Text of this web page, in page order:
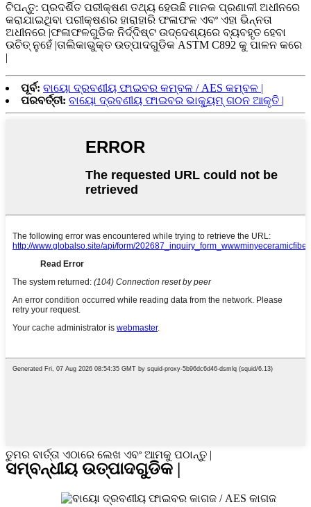
ଟିପନ୍ତୁ: ପ୍ରଦର୍ଶିତ ପରୀକ୍ଷଣ ତଥ୍ୟ ହେଉଛି ମାନକ ପ୍ରଣାଳୀ ଅଧୀନରେ
କରାଯାଇଥିବା ପରୀକ୍ଷଣର ହାରାହାରି ଫଳାଫଳ ଏବଂ ଏହା ଭିନ୍ନତା
ଅଧୀନରେ |ଫଳାଫଳଗୁଡିକ ନିର୍ଦ୍ଦିଷ୍ଟ ଉଦ୍ଦେଶ୍ୟରେ ବ୍ୟବହୃତ ହେବା
ଉଚିତ୍ ନୁହେଁ |ତାଲିକାଭୁକ୍ତ ଉତ୍ପାଦଗୁଡିକ ASTM C892 କୁ ପାଳନ କରେ
|
ପୂର୍ବ: ବାୟୋ ଦ୍ରବଣୀୟ ଫାଇବର କମ୍ବଳ / AES କମ୍ବଳ |
ପରବର୍ତ୍ତୀ: ବାୟୋ ଦ୍ରବଣୀୟ ଫାଇବର ଭାକ୍ୟୁମ୍ ଗଠନ ଆକୃତି |
ତୁମର ବାର୍ତ୍ତା ଏଠାରେ ଲେଖ ଏବଂ ଆମକୁ ପଠାନ୍ତୁ |
ସମ୍ବନ୍ଧୀୟ ଉତ୍ପାଦଗୁଡିକ |